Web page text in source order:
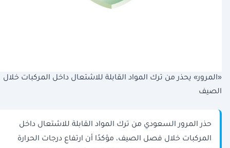
«المرور» يحذر من ترك المواد القابلة للاشتعال داخل المركبات خلال
الصيف
حذر المرور السعودي من ترك المواد القابلة للاشتعال داخل
المركبات خلال فصل الصيف، مؤكدًا أن ارتفاع درجات الحرارة